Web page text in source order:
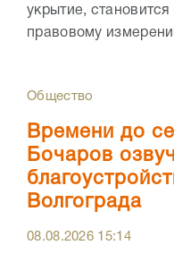
укрытие,
правовому
Общество
Времени до
Бочаров
Волгограда
08.08.2026 15:14